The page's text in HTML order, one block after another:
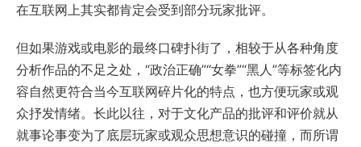
在互联网上其实都肯定会受到部分玩家批评。
但如果游戏或电影的最终口碑扑街了，相较于从各种角度
分析作品的不足之处，“政治正确”“女拳”“黑人”等标签化内
容自然更符合当今互联网碎片化的特点，也方便玩家或观
众抒发情绪。长此以往，对于文化产品的批评和评价就从
就事论事变为了底层玩家或观众思想意识的碰撞，而所谓